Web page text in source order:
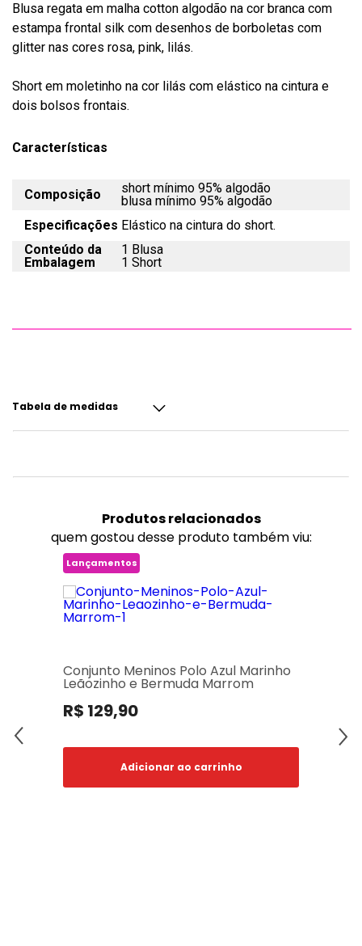
Blusa regata em malha cotton algodão na cor branca com
estampa frontal silk com desenhos de borboletas com
glitter nas cores rosa, pink, lilás.
Short em moletinho na cor lilás com elástico na cintura e
dois bolsos frontais.
Características
Composição
short mínimo 95% algodão
blusa mínimo 95% algodão
Especificações Elástico na cintura do short.
Conteúdo da
Embalagem
1 Blusa
1 Short
Tabela de medidas
Produtosrelacionados
quem gostou desse produto também viu:
Lançamentos
Conjunto Meninos Polo Azul Marinho
Leãozinho e Bermuda Marrom
R$ 129,90
Adicionar ao carrinho